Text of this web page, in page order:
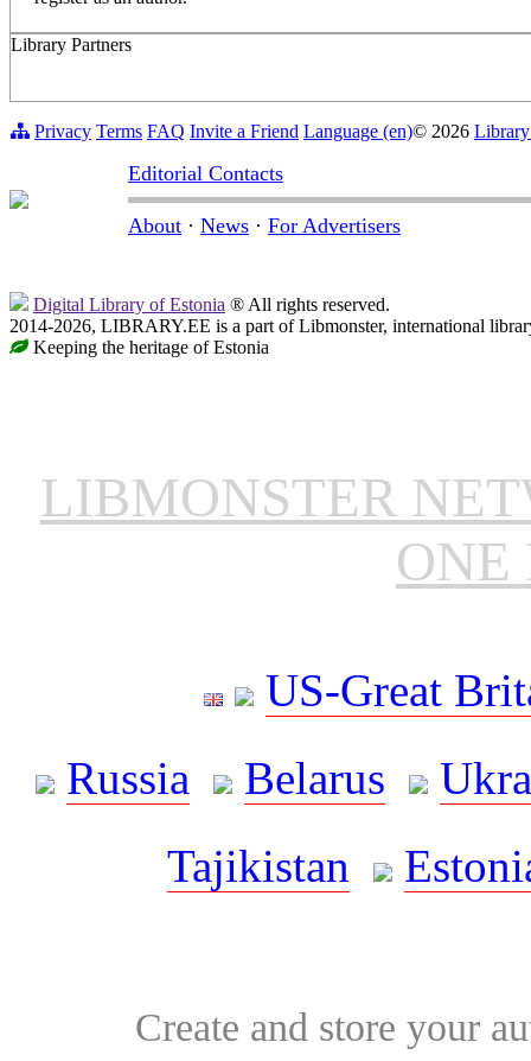
Library Partners
Privacy Terms FAQ Invite a Friend Language (en)© 2026
Editorial Contacts
About · News · For Advertisers
Digital Library of Estonia ® All rights reserved.
2014-2026, LIBRARY.EE is a part of Libmonster, international
Keeping the heritage of Estonia
LIBMONSTER
ONE
US-Great
Russia
Belarus
Tajikistan
Create and store your